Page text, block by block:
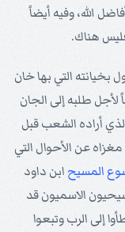
الله، وفيه أيضاً
هناك.
التي بها خان
طلبه إلى الجان
أراده الشعب قبل
مغزاه عن الأحوال التي
المسيح ابن داود
الاسميون قد
إلى الرب وتبعوا